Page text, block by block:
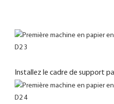
Installez le cadre de support